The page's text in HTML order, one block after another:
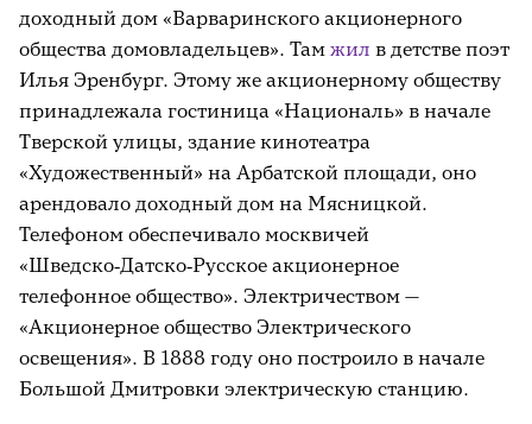
доходный дом «Варваринского акционерного
общества домовладельцев». Там жил в детстве поэт
Илья Эренбург. Этому же акционерному обществу
принадлежала гостиница «Националь» в начале
Тверской улицы, здание кинотеатра
«Художественный» на Арбатской площади, оно
арендовало доходный дом на Мясницкой.
Телефоном обеспечивало москвичей
«Шведско‑Датско‑Русское акционерное
телефонное общество». Электричеством —
«Акционерное общество Электрического
освещения». В 1888 году оно построило в начале
Большой Дмитровки электрическую станцию.